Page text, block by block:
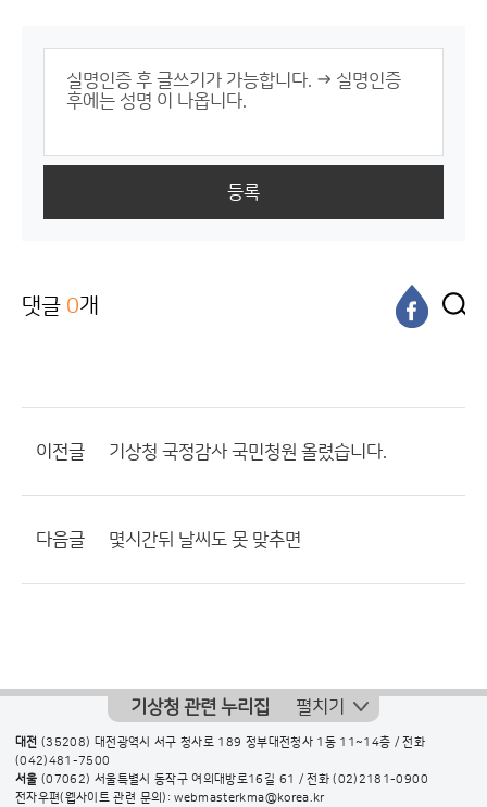
등록
댓글 0개
이전글 기상청 국정감사 국민청원 올렸습니다.
다음글 몇시간뒤 날씨도 못 맞추면
기상청 관련 누리집 펼치기
대전 (35208) 대전광역시 서구 청사로 189 정부대전청사 1동 11~14층 / 전화
(042)481-7500
서울 (07062) 서울특별시 동작구 여의대방로16길 61 / 전화(02)2181-0900
전자우편(웹사이트 관련 문의): webmasterkma@korea.kr